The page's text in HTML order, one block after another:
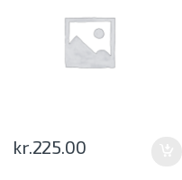
kr. 225.00